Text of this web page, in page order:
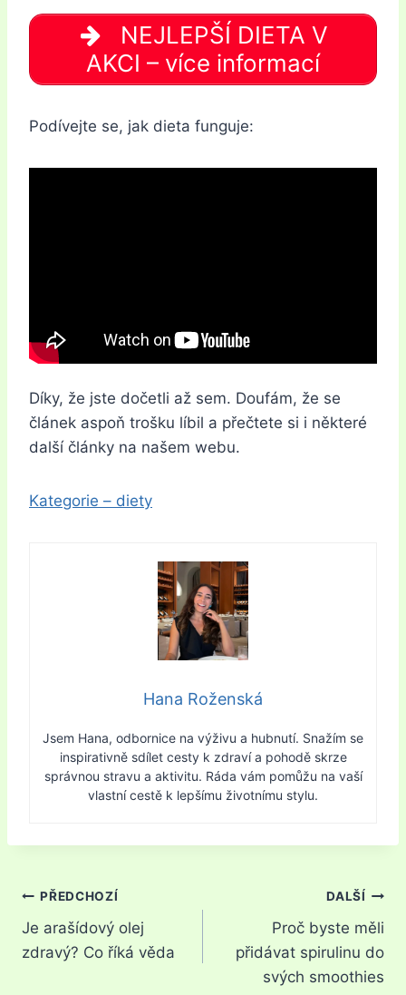
NEJLEPŠÍ DIETA V
AKCI – více informací
Podívejte se, jak dieta funguje:
Díky, že jste dočetli až sem. Doufám, že se
článek aspoň trošku líbil a přečtete si i některé
další články na našem webu.
Kategorie – diety
Hana Roženská
Jsem Hana, odbornice na výživu a hubnutí. Snažím se
inspirativně sdílet cesty k zdraví a pohodě skrze
správnou stravu a aktivitu. Ráda vám pomůžu na vaší
vlastní cestě k lepšímu životnímu stylu.
Navigace
pro
PŘEDCHOZÍ
Je arašídový olej
zdravý? Co říká věda
DALŠÍ
Proč byste měli
přidávat spirulinu do
svých smoothies